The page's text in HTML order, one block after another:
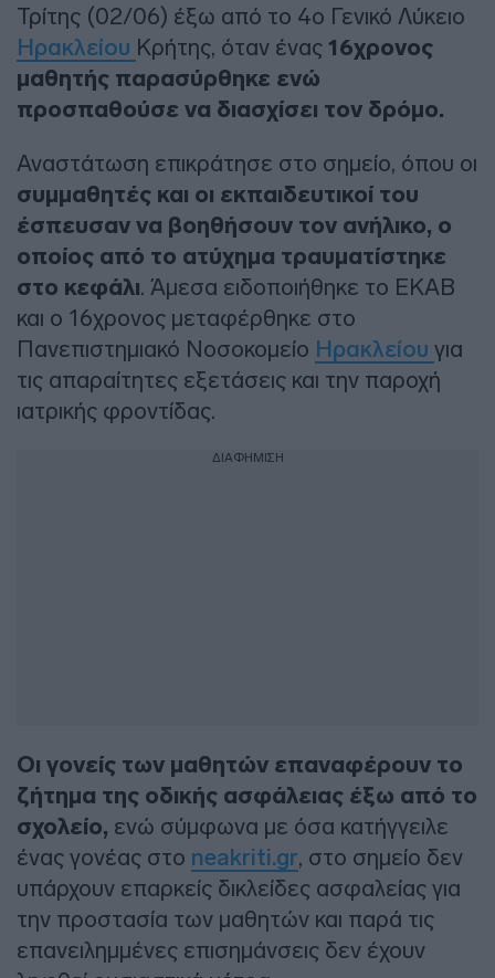
Τρίτης (02/06) έξω από το 4ο Γενικό Λύκειο
Ηρακλείου Κρήτης, όταν ένας 16χρονος
μαθητής παρασύρθηκε ενώ
προσπαθούσε να διασχίσει τον δρόμο.
Αναστάτωση επικράτησε στο σημείο, όπου οι
συμμαθητές και οι εκπαιδευτικοί του
έσπευσαν να βοηθήσουν τον ανήλικο, ο
οποίος από το ατύχημα τραυματίστηκε
στο κεφάλι. Άμεσα ειδοποιήθηκε το ΕΚΑΒ
και ο 16χρονος μεταφέρθηκε στο
Πανεπιστημιακό Νοσοκομείο Ηρακλείου για
τις απαραίτητες εξετάσεις και την παροχή
ιατρικής φροντίδας.
ΔΙΑΦΗΜΙΣΗ
Οι γονείς των μαθητών επαναφέρουν το
ζήτημα της οδικής ασφάλειας έξω από το
σχολείο, ενώ σύμφωνα με όσα κατήγγειλε
ένας γονέας στο neakriti.gr, στο σημείο δεν
υπάρχουν επαρκείς δικλείδες ασφαλείας για
την προστασία των μαθητών και παρά τις
επανειλημμένες επισημάνσεις δεν έχουν